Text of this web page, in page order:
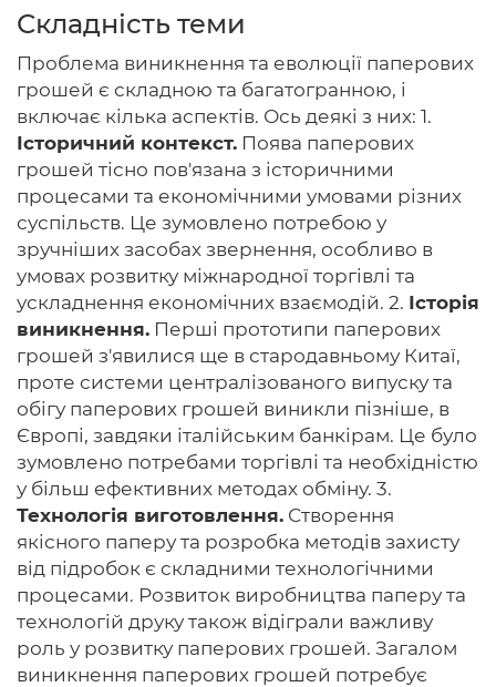
Складність теми
Проблема виникнення та еволюції паперових
грошей є складною та багатогранною, і
включає кілька аспектів. Ось деякі з них: 1.
Історичний контекст. Поява паперових
грошей тісно пов'язана з історичними
процесами та економічними умовами різних
суспільств. Це зумовлено потребою у
зручніших засобах звернення, особливо в
умовах розвитку міжнародної торгівлі та
ускладнення економічних взаємодій. 2. Історія
виникнення. Перші прототипи паперових
грошей з'явилися ще в стародавньому Китаї,
проте системи централізованого випуску та
обігу паперових грошей виникли пізніше, в
Європі, завдяки італійським банкірам. Це було
зумовлено потребами торгівлі та необхідністю
у більш ефективних методах обміну. 3.
Технологія виготовлення. Створення
якісного паперу та розробка методів захисту
від підробок є складними технологічними
процесами. Розвиток виробництва паперу та
технологій друку також відіграли важливу
роль у розвитку паперових грошей. Загалом
виникнення паперових грошей потребує
Головна
Авторам
Умови
Вхiд